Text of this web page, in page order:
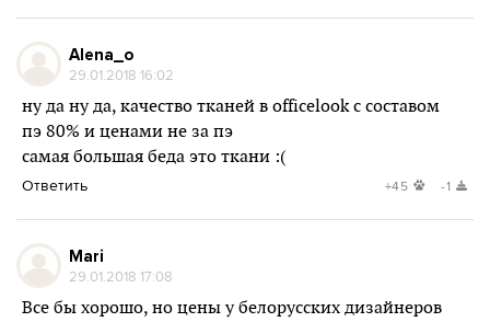
Alena_о
29.01.2018 16:02
ну да ну да, качество тканей в officelook с составом
пэ 80% и ценами не за пэ
самая большая беда это ткани :(
Ответить +45 -1
Mari
29.01.2018 17:08
Все бы хорошо, но цены у белорусских дизайнеров